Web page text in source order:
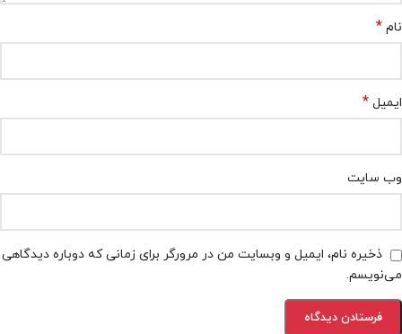
نام *
ایمیل *
وب‌ سایت
ذخیره نام، ایمیل و وبسایت من در مرورگر برای زمانی که دوباره دیدگاهی
می‌نویسم.